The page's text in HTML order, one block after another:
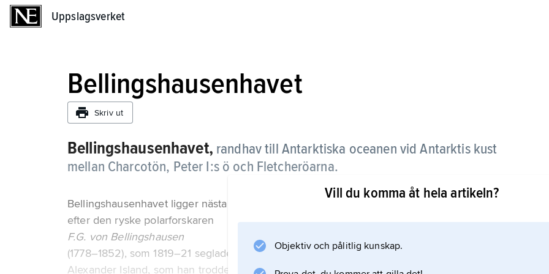
Uppslagsverket
Bellingshausenhavet
Skriv ut
Bellingshausenhavet, randhav till Antarktiska oceanen vid Antarktis kust
mellan Charcotön, Peter I:s ö och Fletcheröarna.
Bellingshausenhavet ligger nästan helt på den antarktiska kontinentalhyllan. Det är uppkallat
efter den ryske polarforskaren
F.G. von Bellingshausen
(1778–1852), som 1819–21 seglade runt Antarktis. Han upptäckte bl.a. Peter I:s ö och
Alexander Island, som han trodde var en del av själva kontinenten och därför kallade
Vill du komma åt hela artikeln?
Objektiv och pålitlig kunskap.